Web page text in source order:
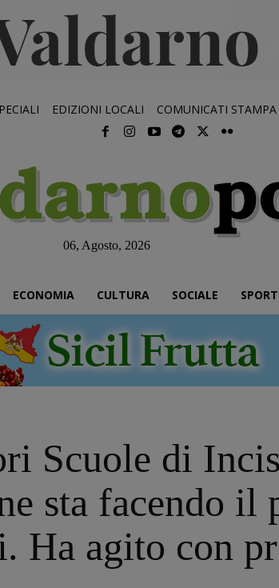
EDIZIONI LOCALI COMUNICATI STAMPA
06, Agosto, 2026
ECONOMIA CULTURA SOCIALE SPORT
Scuole di
sta facendo il
Ha agito con